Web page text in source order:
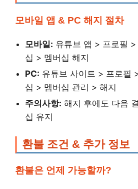
모바일 앱 & PC 해지 절차
모바일: 유튜브 앱 > 프로필
십 > 멤버십 해지
PC: 유튜브 사이트 > 프로필
십 > 멤버십 관리 > 해지
주의사항: 해지 후에도 다음
십 유지
환불 조건 & 추가 정보
환불은 언제 가능할까?